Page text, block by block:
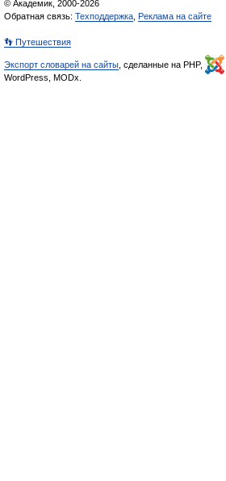
© Академик, 2000-2026
Обратная связь: Техподдержка Реклама на сайте
👣 Путешествия
Экспорт словарей на сайты , сделанные на PHP,
WordPress, MODx.